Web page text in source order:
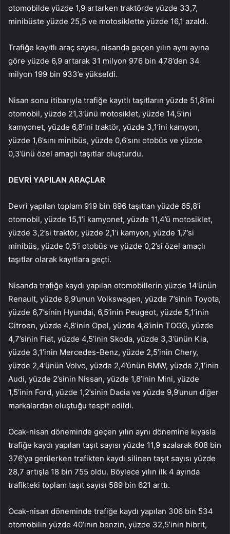
otomobilde yüzde 1,9 artarken traktörde yüzde 33,7,
minibüste yüzde 25,5 ve motosiklette yüzde 16,1 azaldı.
Trafiğe kayıtlı araç sayısı, nisanda geçen yılın aynı ayına
göre yüzde 6,9 artarak 31 milyon 976 bin 478’den 34
milyon 199 bin 933’e yükseldi.
Nisan sonu itibarıyla trafiğe kayıtlı taşıtların yüzde 51,8’ini
otomobil, yüzde 21,3’ünü motosiklet, yüzde 14,5’ini
kamyonet, yüzde 6,8’ini traktör, yüzde 3,1’ini kamyon,
yüzde 1,6’sını minibüs, yüzde 0,6’sını otobüs ve yüzde
0,3’ünü özel amaçlı taşıtlar oluşturdu.
DEVRİ YAPILAN ARAÇLAR
Devri yapılan toplam 919 bin 896 taşıttan yüzde 65,8’i
otomobil, yüzde 15,1’i kamyonet, yüzde 11,4’ü motosiklet,
yüzde 3,2’si traktör, yüzde 2,1’i kamyon, yüzde 1,7’si
minibüs, yüzde 0,5’i otobüs ve yüzde 0,2’si özel amaçlı
taşıtlar olarak kayıtlara geçti.
Nisanda trafiğe kaydı yapılan otomobillerin yüzde 14’ünün
Renault, yüzde 9,9’unun Volkswagen, yüzde 7’sinin Toyota,
yüzde 6,7’sinin Hyundai, 6,5’inin Peugeot, yüzde 5,1’inin
Citroen, yüzde 4,8’inin Opel, yüzde 4,8’inin TOGG, yüzde
4,7’sinin Fiat, yüzde 4,5’inin Skoda, yüzde 3,3’ünün Kia,
yüzde 3,1’inin Mercedes-Benz, yüzde 2,5’inin Chery,
yüzde 2,4’ünün Volvo, yüzde 2,4’ünün BMW, yüzde 2,1’inin
Audi, yüzde 2’sinin Nissan, yüzde 1,8’inin Mini, yüzde
1,5’inin Ford, yüzde 1,2’sinin Dacia ve yüzde 9,9’unun diğer
markalardan oluştuğu tespit edildi.
Ocak-nisan döneminde geçen yılın aynı dönemine kıyasla
trafiğe kaydı yapılan taşıt sayısı yüzde 11,9 azalarak 608 bin
376’ya gerilerken trafikten kaydı silinen taşıt sayısı yüzde
28,7 artışla 18 bin 755 oldu. Böylece yılın ilk 4 ayında
trafikteki toplam taşıt sayısı 589 bin 621 arttı.
Ocak-nisan döneminde trafiğe kaydı yapılan 306 bin 534
otomobilin yüzde 40’ının benzin, yüzde 32,5’inin hibrit,